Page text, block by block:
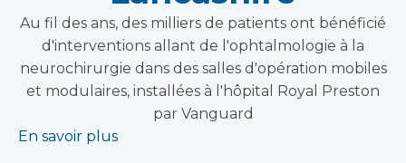
Au fil des ans, des milliers de patients ont bénéficié
d'interventions allant de l'ophtalmologie à la
neurochirurgie dans des salles d'opération mobiles
et modulaires, installées à l'hôpital Royal Preston
par Vanguard
En savoir plus